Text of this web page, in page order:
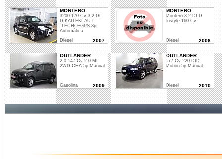
MONTERO
3200 170 Cv 3.2 DI-
D KAITEKI AUT
.TECHO+GPS 3p
Automática
Diesel
2007
MONTERO
Montero 3.2 DI-D
Instyle 160 Cv
Diesel 2006
OUTLANDER
2.0 147 Cv 2.0 MI
2WD CHA 5p Manual
Gasolina 2009
OUTLANDER
177 Cv 220 DID
Motion 5p Manual
Diesel 2010